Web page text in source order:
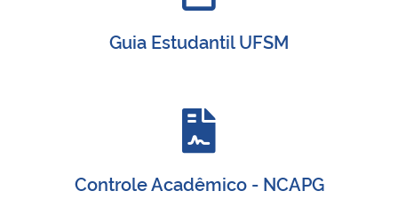
Guia Estudantil UFSM
Controle Acadêmico - NCAPG